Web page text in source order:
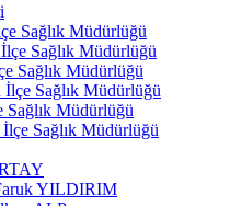
Sağlık Müdürlüğü
Sağlık Müdürlüğü
Sağlık Müdürlüğü
Sağlık Müdürlüğü
Müdürlüğü
İlçe Sağlık Müdürlüğü
YILDIRIM